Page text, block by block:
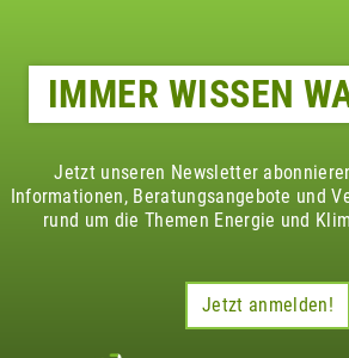
IMMER WISSEN
Jetzt unseren Newsletter
Informationen, Beratungsangebote und
rund um die Themen Energie und
Jetzt anmelden!